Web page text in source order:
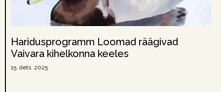
Haridusprogramm Loomad räägivad
Vaivara kihelkonna keeles
15. dets. 2025